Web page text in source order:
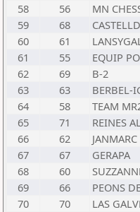
58
56 MN
59
68
60
61
61
55 EQUIP
62
69 B-2
63
63 BERBEL-
64
58 TEAM
65
71 REINES
66
62 JANMARC
67
67 GERAPA
68
60
69
66 PEONS
70
70 LAS